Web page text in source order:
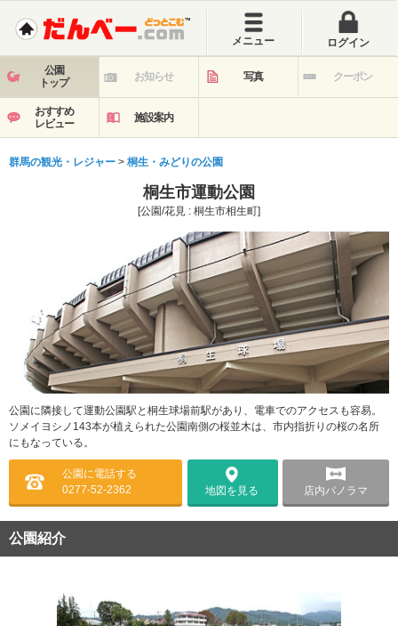
メニュー ログイン
公園
トップ
お知らせ 写真 クーポン
おすすめ
レビュー
施設案内
群馬の観光・レジャー > 桐生・みどりの公園
桐生市運動公園
[公園/花見 : 桐生市相生町]
公園に隣接して運動公園駅と桐生球場前駅があり、電車でのアクセスも容易。
ソメイヨシノ143本が植えられた公園南側の桜並木は、市内指折りの桜の名所
にもなっている。
公園に電話する
0277-52-2362
地図を見る 店内パノラマ
公園紹介